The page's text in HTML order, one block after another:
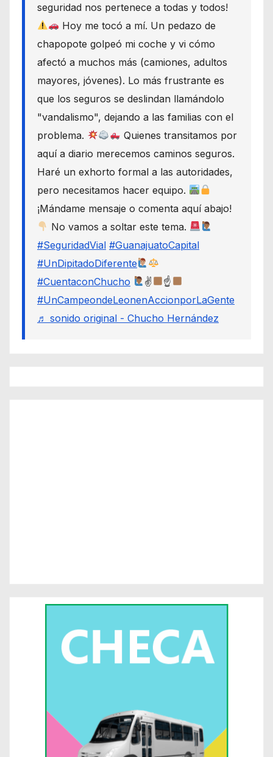
seguridad nos pertenece a todas y todos!
Hoy me tocó a mí. Un pedazo de
chapopote golpeó mi coche y vi cómo
afectó a muchos más (camiones, adultos
mayores, jóvenes). Lo más frustrante es
que los seguros se deslindan llamándolo
"vandalismo", dejando a las familias con el
problema.
Quienes transitamos por
aquí a diario merecemos caminos seguros.
Haré un exhorto formal a las autoridades,
pero necesitamos hacer equipo.
¡Mándame mensaje o comenta aquí abajo!
No vamos a soltar este tema.
#SeguridadVial #GuanajuatoCapital
#UnDipitadoDiferente
#CuentaconChucho
✌
☝
#UnCampeondeLeonenAccionporLaGente
♬ sonido original - Chucho Hernández